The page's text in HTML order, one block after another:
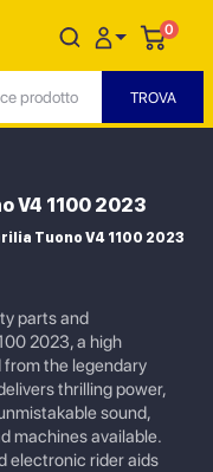
0
V4 1100 2023
Tuono V4 1100 2023
parts and
2023, a high
the legendary
thrilling power,
sound,
machines available.
electronic rider aids